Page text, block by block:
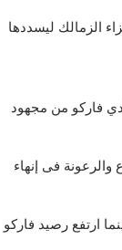
الزمالك ليسددها
الهدف الثالث لنادي فاركو من مجهود
فى إنهاء
المصري، بينما ارتفع رصيد فاركو